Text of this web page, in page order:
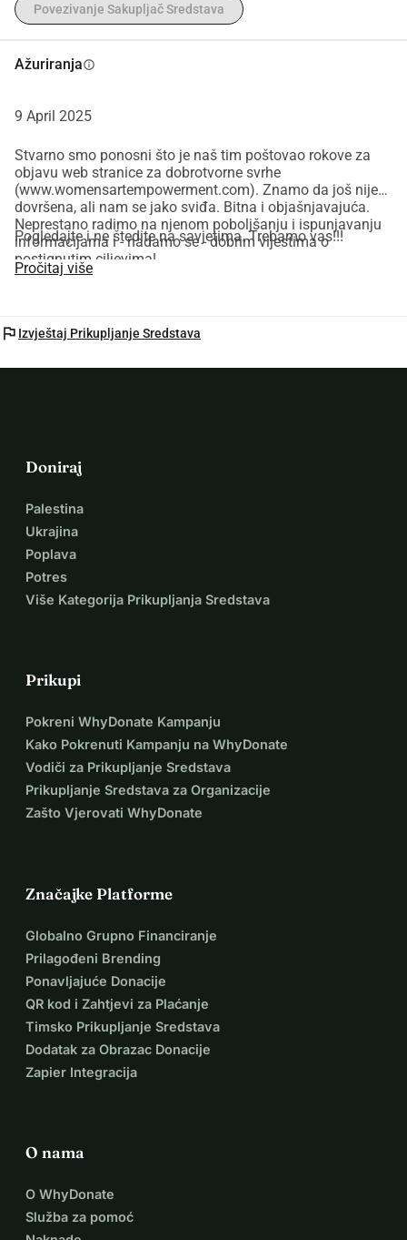
Povezivanje Sakupljač Sredstava
Ažuriranjainfo
9 April 2025
Stvarno smo ponosni što je naš tim poštovao rokove za
objavu web stranice za dobrotvorne svrhe
(www.womensartempowerment.com). Znamo da još nije
dovršena, ali nam se jako sviđa. Bitna i objašnjavajuća.
Neprestano radimo na njenom poboljšanju i ispunjavanju
informacijama i - nadamo se - dobrim vijestima o
postignutim ciljevima!
Pogledajte i ne štedite na savjetima. Trebamo vas!!!
Pročitaj više
flag Izvještaj Prikupljanje Sredstava
Doniraj
Palestina
Ukrajina
Poplava
Potres
Više Kategorija Prikupljanja Sredstava
Prikupi
Pokreni WhyDonate Kampanju
Kako Pokrenuti Kampanju na WhyDonate
Vodiči za Prikupljanje Sredstava
Prikupljanje Sredstava za Organizacije
Zašto Vjerovati WhyDonate
Značajke Platforme
Globalno Grupno Financiranje
Prilagođeni Brending
Ponavljajuće Donacije
QR kod i Zahtjevi za Plaćanje
Timsko Prikupljanje Sredstava
Dodatak za Obrazac Donacije
Zapier Integracija
O nama
O WhyDonate
Služba za pomoć